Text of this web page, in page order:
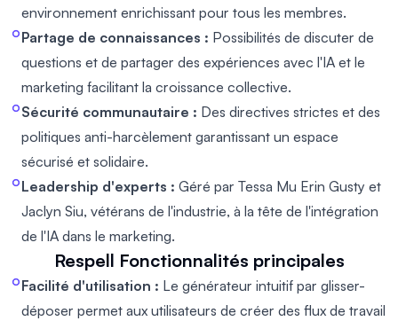
environnement enrichissant pour tous les membres.
Partage de connaissances : Possibilités de discuter de
questions et de partager des expériences avec l'IA et le
marketing facilitant la croissance collective.
Sécurité communautaire : Des directives strictes et des
politiques anti-harcèlement garantissant un espace
sécurisé et solidaire.
Leadership d'experts : Géré par Tessa Mu Erin Gusty et
Jaclyn Siu, vétérans de l'industrie, à la tête de l'intégration
de l'IA dans le marketing.
Respell Fonctionnalités principales
Facilité d'utilisation : Le générateur intuitif par glisser-
déposer permet aux utilisateurs de créer des flux de travail